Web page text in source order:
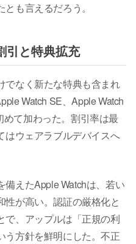
も言えるだろう。
引と特典拡充
でなく新たな特典も含まれ
Watch SE、Apple Watch
て加わった。割引率は最
はウェアラブルデバイスへ
えたApple Watchは、若い
が高い。認証の厳格化と
で、アップルは「正規の利
う方針を鮮明にした。不正